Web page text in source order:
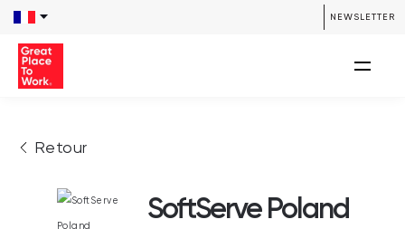
NEWSLETTER
Retour
SoftServe Poland